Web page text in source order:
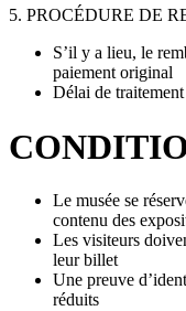
5. PROCÉDURE DE
S’il y a lieu, le
paiement original
Délai de
Le musée se
contenu des
Les visiteurs
leur billet
Une preuve
réduits